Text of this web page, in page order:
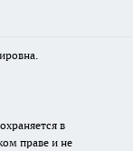
в
праве и не